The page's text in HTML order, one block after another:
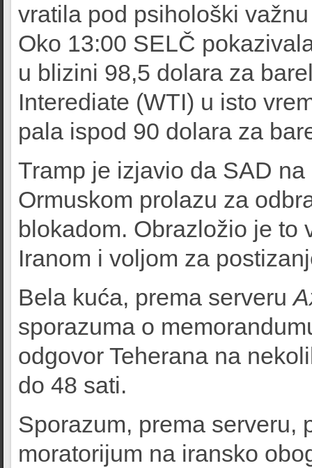
vratila pod psihološki
Oko 13:00 SELČ
u blizini 98,5 dolara za
Interediate (WTI) u isto
pala ispod 90 dolara za
Tramp je izjavio da SAD
Ormuskom prolazu za
blokadom. Obrazložio je to
Iranom i voljom za
Bela kuća, prema serveru
sporazuma o
odgovor Teherana na
do 48 sati.
Sporazum, prema serveru,
moratorijum na iransko